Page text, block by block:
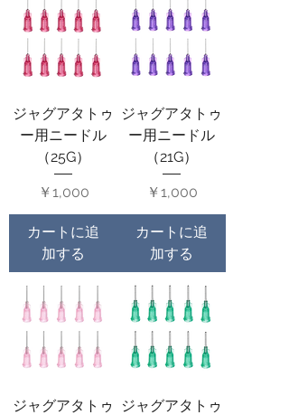
ジャグアタトゥ
ー用ニードル
（25G）
価格
￥1,000
カートに追
加する
ジャグアタトゥ
ー用ニードル
（21G）
価格
￥1,000
カートに追
加する
ジャグアタトゥ
ジャグアタトゥ